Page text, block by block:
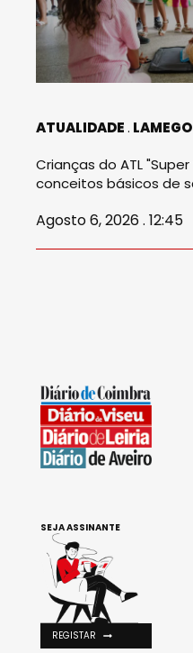
ATUALIDADE LAMEGO
Crianças do ATL
conceitos básicos de
Agosto 6, 2026 . 12:45
SEJA ASSINANTE
REGISTAR